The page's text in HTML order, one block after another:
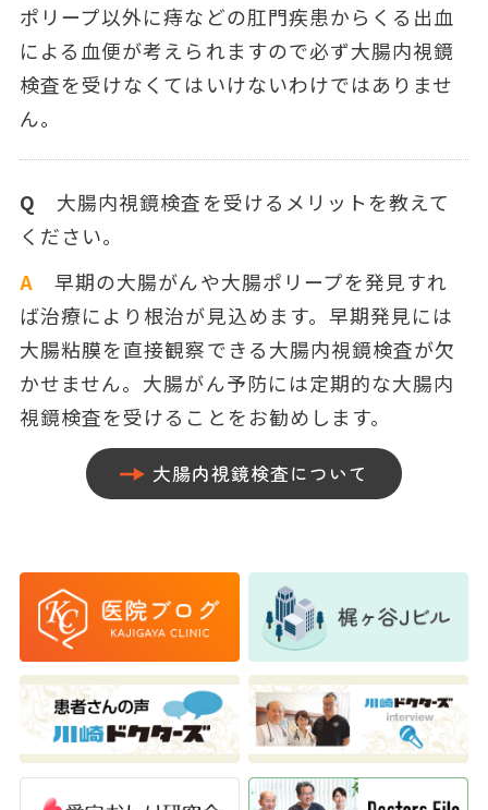
ポリープ以外に痔などの肛門疾患からくる出血
による血便が考えられますので必ず大腸内視鏡
検査を受けなくてはいけないわけではありませ
ん。
Q 大腸内視鏡検査を受けるメリットを教えて
ください。
A
早期の大腸がんや大腸ポリープを発見すれ
ば治療により根治が見込めます。早期発見には
大腸粘膜を直接観察できる大腸内視鏡検査が欠
かせません。大腸がん予防には定期的な大腸内
視鏡検査を受けることをお勧めします。
大腸内視鏡検査について